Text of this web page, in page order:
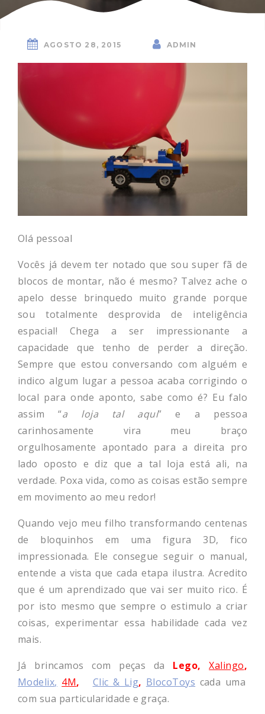
AGOSTO 28, 2015 ADMIN
Olá pessoal
Vocês já devem ter notado que sou super fã de
blocos de montar, não é mesmo? Talvez ache o
apelo desse brinquedo muito grande porque
sou totalmente desprovida de inteligência
espacial! Chega a ser impressionante a
capacidade que tenho de perder a direção.
Sempre que estou conversando com alguém e
indico algum lugar a pessoa acaba corrigindo o
local para onde aponto, sabe como é? Eu falo
assim “a loja tal aqui” e a pessoa
carinhosamente vira meu braço
orgulhosamente apontado para a direita pro
lado oposto e diz que a tal loja está ali, na
verdade. Poxa vida, como as coisas estão sempre
em movimento ao meu redor!
Quando vejo meu filho transformando centenas
de bloquinhos em uma figura 3D, fico
impressionada. Ele consegue seguir o manual,
entende a vista que cada etapa ilustra. Acredito
que é um aprendizado que vai ser muito rico. É
por isto mesmo que sempre o estimulo a criar
coisas, experimentar essa habilidade cada vez
mais.
Já brincamos com peças da Lego,Xalingo,
Modelix, 4M, Clic & Lig, BlocoToys cada uma
com sua particularidade e graça.